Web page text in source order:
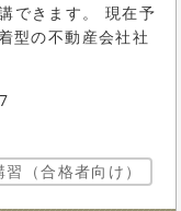
できます。 現在予
型の不動産会社社
（合格者向け）